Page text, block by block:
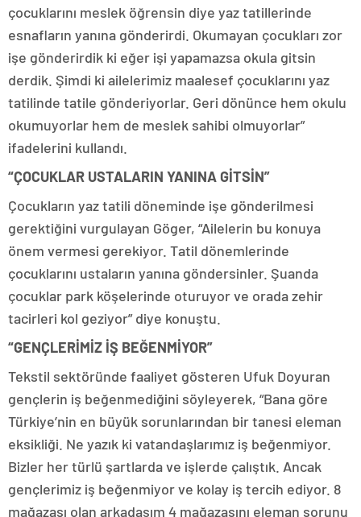
çocuklarını meslek öğrensin diye yaz tatillerinde
esnafların yanına gönderirdi. Okumayan çocukları zor
işe gönderirdik ki eğer işi yapamazsa okula gitsin
derdik. Şimdi ki ailelerimiz maalesef çocuklarını yaz
tatilinde tatile gönderiyorlar. Geri dönünce hem okulu
okumuyorlar hem de meslek sahibi olmuyorlar”
ifadelerini kullandı.
“ÇOCUKLAR USTALARIN YANINA GİTSİN”
Çocukların yaz tatili döneminde işe gönderilmesi
gerektiğini vurgulayan Göger, “Ailelerin bu konuya
önem vermesi gerekiyor. Tatil dönemlerinde
çocuklarını ustaların yanına göndersinler. Şuanda
çocuklar park köşelerinde oturuyor ve orada zehir
tacirleri kol geziyor” diye konuştu.
“GENÇLERİMİZ İŞ BEĞENMİYOR”
Tekstil sektöründe faaliyet gösteren Ufuk Doyuran
gençlerin iş beğenmediğini söyleyerek, “Bana göre
Türkiye’nin en büyük sorunlarından bir tanesi eleman
eksikliği. Ne yazık ki vatandaşlarımız iş beğenmiyor.
Bizler her türlü şartlarda ve işlerde çalıştık. Ancak
gençlerimiz iş beğenmiyor ve kolay iş tercih ediyor. 8
mağazası olan arkadaşım 4 mağazasını eleman sorunu